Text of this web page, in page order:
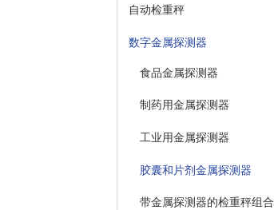
自动检重秤
数字金属探测器
食品金属探测器
制药用金属探测器
工业用金属探测器
胶囊和片剂金属探测器
带金属探测器的检重秤组合